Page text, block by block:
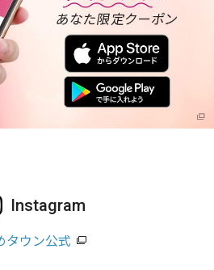
Instagram
タウン公式